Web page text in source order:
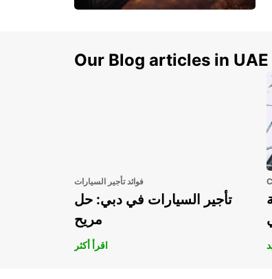
Our Blog articles in
فوائد تأجير السيارات
تأجير السيارات في دبي: حل
مريح
اقرأ أكثر